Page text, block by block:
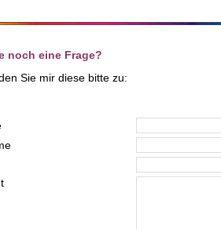
noch eine Frage?
Sie mir diese bitte zu: